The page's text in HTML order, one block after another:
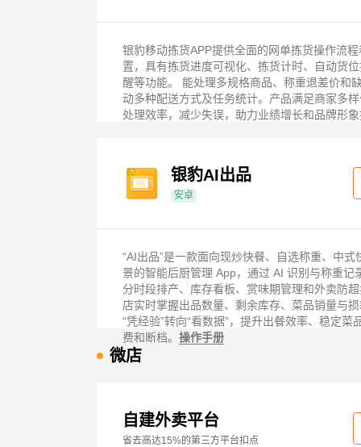
银豹移动拣货APP提供全面的网单拣货操作流
置，具有拣货进度可视化、拣货计时、自动货
醒等功能。 能处理多规格商品、称重退差价和
动多种配送方式及任务统计。产品满足商家多
处理效率，减少失误，助力业绩增长和品牌形
银豹AI出品
安卓
“AI出品”是一款面向现炒快餐、自选称重、中式
景的智能后厨管理 App，通过 AI 识别与称重记
分时段排产、库存看板、赏味期管理和外卖防
店实时掌握出品数量、剩余库存、菜品销量与
“凭经验”转向“看数据”，提升出餐效率、稳定菜
费和断档。 操作手册
微店
自建外卖平台
省去高达15%的第三方平台扣点